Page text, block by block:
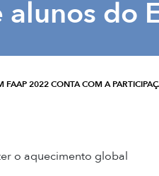
do
FAAP 2022 CONTA COM A
o aquecimento global